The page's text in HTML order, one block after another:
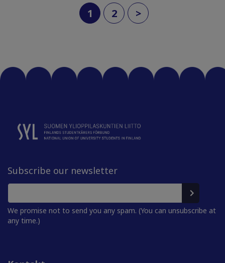
1 (current)
2 >
Subscribe our newsletter
We promise not to send you any spam. (You can unsubscribe at
any time.)